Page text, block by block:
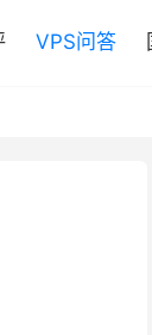
VPS问答